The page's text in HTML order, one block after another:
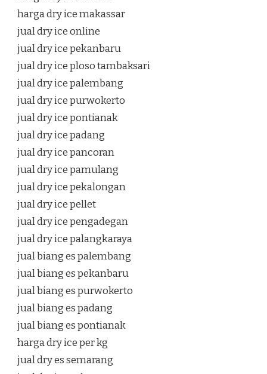
harga dry ice makassar
jual dry ice online
jual dry ice pekanbaru
jual dry ice ploso tambaksari
jual dry ice palembang
jual dry ice purwokerto
jual dry ice pontianak
jual dry ice padang
jual dry ice pancoran
jual dry ice pamulang
jual dry ice pekalongan
jual dry ice pellet
jual dry ice pengadegan
jual dry ice palangkaraya
jual biang es palembang
jual biang es pekanbaru
jual biang es purwokerto
jual biang es padang
jual biang es pontianak
harga dry ice per kg
jual dry es semarang